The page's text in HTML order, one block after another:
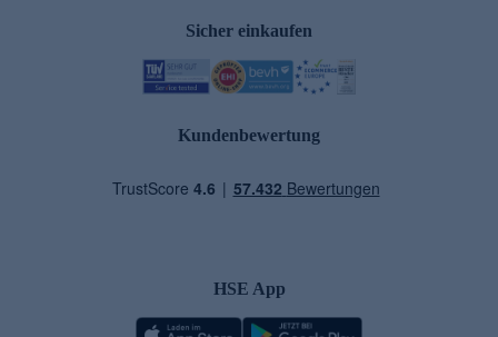
Sicher einkaufen
Kundenbewertung
HSE App